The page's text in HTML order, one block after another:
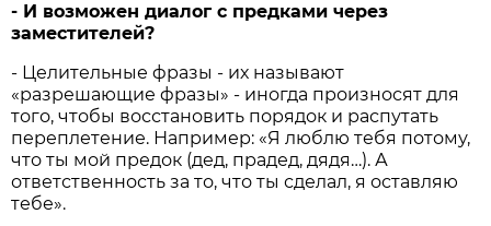
- И возможен диалог с предками через
заместителей?
- Целительные фразы - их называют
«разрешающие фразы» - иногда произносят для
того, чтобы восстановить порядок и распутать
переплетение. Например: «Я люблю тебя потому,
что ты мой предок (дед, прадед, дядя…). А
ответственность за то, что ты сделал, я оставляю
тебе».